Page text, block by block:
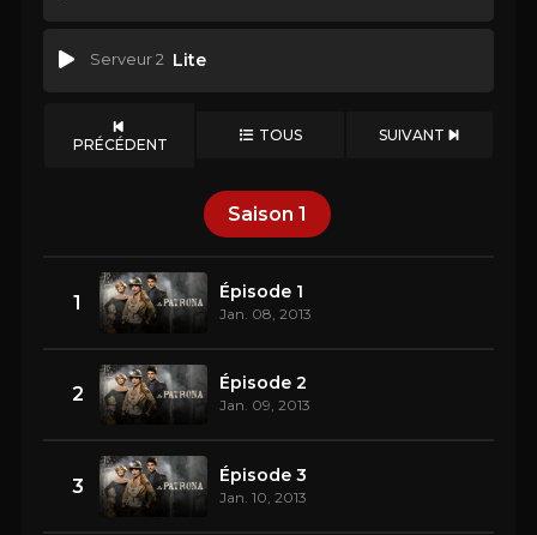
Serveur 2 Lite
PRÉCÉDENT TOUS SUIVANT
Saison 1
1 Épisode 1
Jan. 08, 2013
2 Épisode 2
Jan. 09, 2013
3 Épisode 3
Jan. 10, 2013